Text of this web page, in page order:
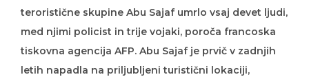
teroristične skupine Abu Sajaf umrlo vsaj devet ljudi,
med njimi policist in trije vojaki, poroča francoska
tiskovna agencija AFP. Abu Sajaf je prvič v zadnjih
letih napadla na priljubljeni turistični lokaciji,